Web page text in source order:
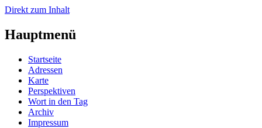
Direkt zum Inhalt
Hauptmenü
Startseite
Adressen
Karte
Perspektiven
Wort in den Tag
Archiv
Impressum